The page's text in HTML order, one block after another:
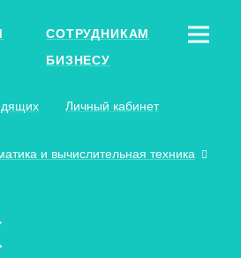
СОТРУДНИКАМ
БИЗНЕСУ
Личный кабинет
и вычислительная техника